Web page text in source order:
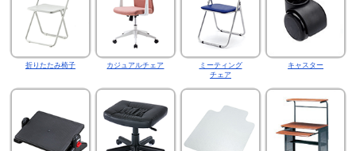
折りたたみ椅子 カジュアルチェア
ミーティング
チェア
キャスター